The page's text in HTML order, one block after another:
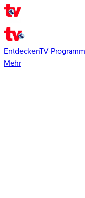
EntdeckenTV-Programm
Mehr